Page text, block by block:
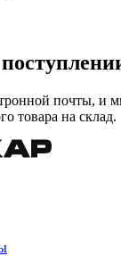
почты, и
товара на склад.